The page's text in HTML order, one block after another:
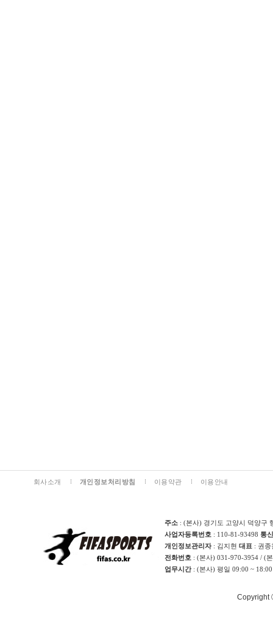
회사소개 개인정보처리방침 이용약관 이용안내
주소 : (본사) 경기도 고양시 덕양구
사업자등록번호 : 110-81-93498 통
개인정보관리자: 김지현 대표 : 권
전화번호 : (본사) 031-970-3954 / (
업무시간: (본사) 평일 09:00 ~